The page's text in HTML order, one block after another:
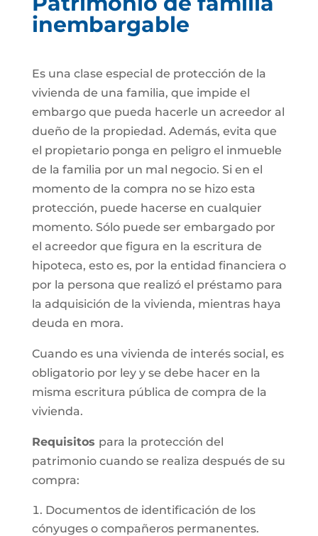
inembargable
Es una clase especial de protección de la
vivienda de una familia, que impide el
embargo que pueda hacerle un acreedor al
dueño de la propiedad. Además, evita que
el propietario ponga en peligro el inmueble
de la familia por un mal negocio. Si en el
momento de la compra no se hizo esta
protección, puede hacerse en cualquier
momento. Sólo puede ser embargado por
el acreedor que figura en la escritura de
hipoteca, esto es, por la entidad financiera o
por la persona que realizó el préstamo para
la adquisición de la vivienda, mientras haya
deuda en mora.
Cuando es una vivienda de interés social, es
obligatorio por ley y se debe hacer en la
misma escritura pública de compra de la
vivienda.
Requisitos para la protección del
patrimonio cuando se realiza después de su
compra:
Documentos de identificación de los
cónyuges o compañeros permanentes.